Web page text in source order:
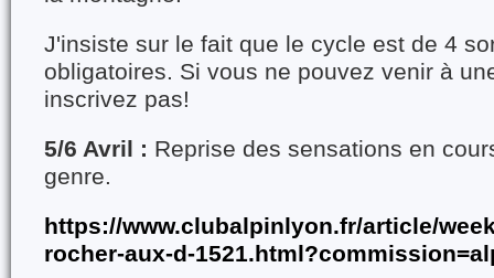
J'insiste sur le fait que le cycle est de 4
obligatoires. Si vous ne pouvez venir à
inscrivez pas!
5/6 Avril : Reprise des sensations en
genre.
https://www.clubalpinlyon.fr/article/
rocher-aux-d-